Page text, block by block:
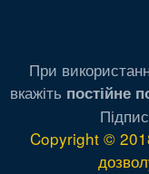
При
вкажіть постійне
Copyright ©